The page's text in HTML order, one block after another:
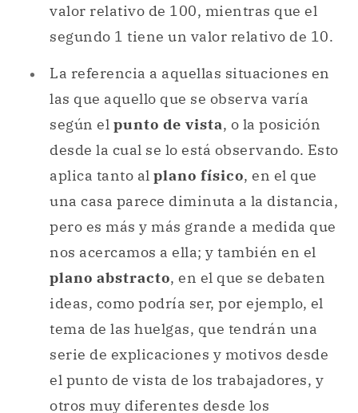
valor relativo de 100, mientras que el
segundo 1 tiene un valor relativo de 10.
La referencia a aquellas situaciones en
las que aquello que se observa varía
según el punto de vista, o la posición
desde la cual se lo está observando. Esto
aplica tanto al plano físico, en el que
una casa parece diminuta a la distancia,
pero es más y más grande a medida que
nos acercamos a ella; y también en el
plano abstracto, en el que se debaten
ideas, como podría ser, por ejemplo, el
tema de las huelgas, que tendrán una
serie de explicaciones y motivos desde
el punto de vista de los trabajadores, y
otros muy diferentes desde los